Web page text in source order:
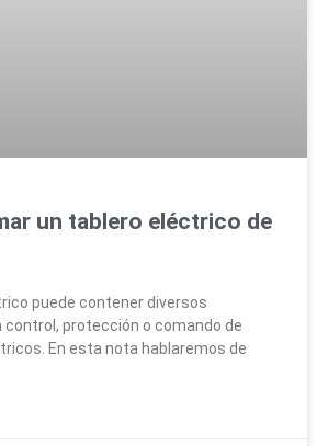
un tablero eléctrico de
puede contener diversos
protección o comando de
En esta nota hablaremos de